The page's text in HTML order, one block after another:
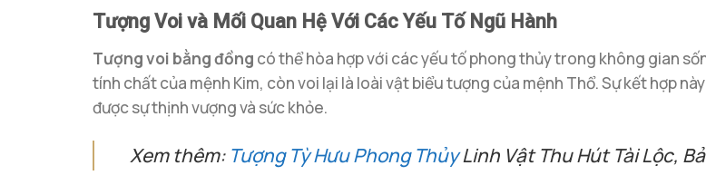
Tượng Voi và Mối Quan Hệ Với Các Yếu Tố Ngũ Hành
Tượng voi bằng đồng có thể hòa hợp với các yếu tố phong thủy trong không gian
tính chất của mệnh Kim, còn voi lại là loài vật biểu tượng của mệnh Thổ. Sự kết hợp
được sự thịnh vượng và sức khỏe.
Xem thêm: Tượng Tỳ Hưu Phong ThủyLinh Vật Thu Hút Tài Lộc,